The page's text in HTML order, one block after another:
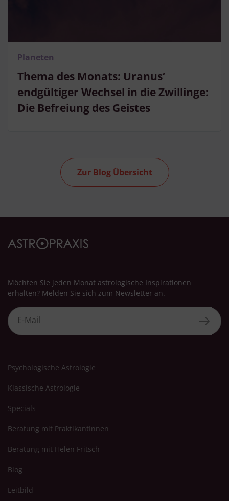
Thema des Monats: Uranus‘
endgültiger Wechsel in die Zwillinge:
Die Befreiung des Geistes
Planeten
Zur Blog Übersicht
Möchten Sie jeden Monat astrologische Inspirationen
erhalten? Melden Sie sich zum Newsletter an.
Psychologische Astrologie
Klassische Astrologie
Specials
Beratung mit PraktikantInnen
Beratung mit Helen Fritsch
Blog
Leitbild